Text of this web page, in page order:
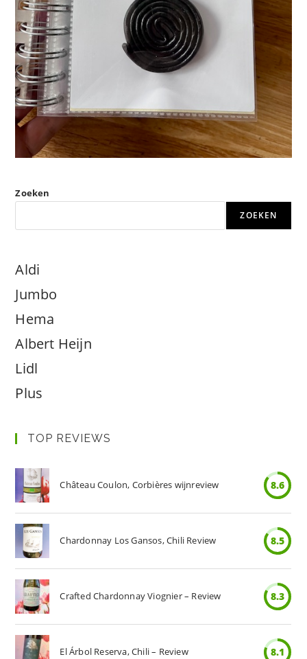
Zoeken
ZOEKEN
Aldi
Jumbo
Hema
Albert Heijn
Lidl
Plus
TOP REVIEWS
Château Coulon, Corbières wijnreview 8.6
Chardonnay Los Gansos, Chili Review 8.5
Crafted Chardonnay Viognier – Review 8.3
El Árbol Reserva, Chili – Review 8.1